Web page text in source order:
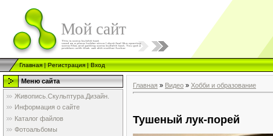
Мой сайт
Главная|Регистрация|Вход
Меню сайта
Живопись.Скульптура.Дизайн.
Информация о сайте
Каталог файлов
Фотоальбомы
Главная » Видео » Хобби и образование
Тушеный лук-порей